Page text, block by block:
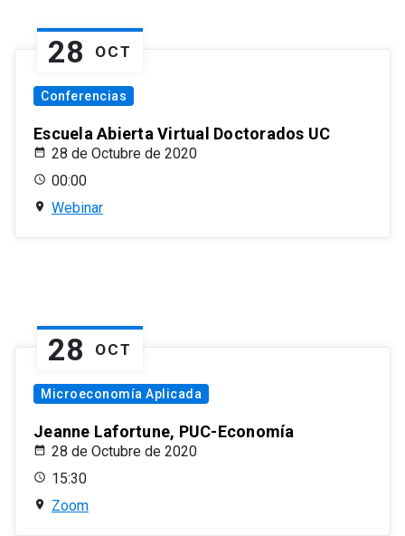
28 OCT
Conferencias
Escuela Abierta Virtual Doctorados UC
28 de Octubre de 2020
00:00
Webinar
28 OCT
Microeconomía Aplicada
Jeanne Lafortune, PUC-Economía
28 de Octubre de 2020
15:30
Zoom